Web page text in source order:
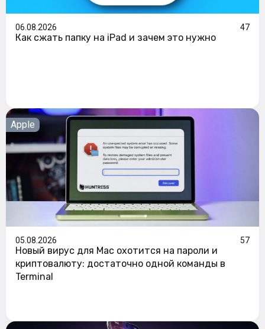
06.08.2026 47
Как сжать папку на iPad и зачем это нужно
Apple
05.08.2026 57
Новый вирус для Mac охотится на пароли и
криптовалюту: достаточно одной команды в
Terminal